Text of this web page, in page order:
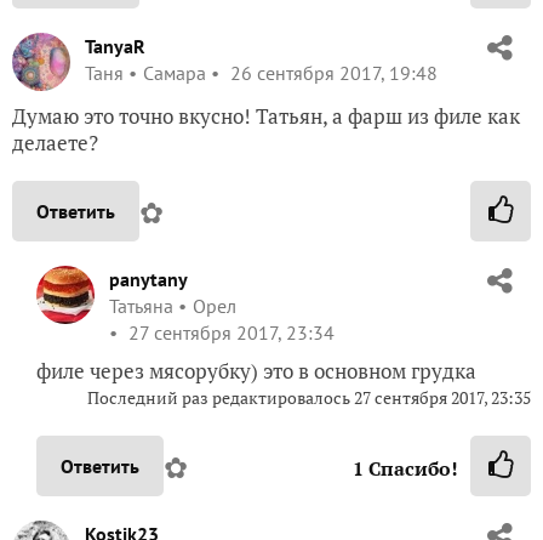
TanyaR
Таня
Самара 26 сентября 2017, 19:48
Думаю это точно вкусно! Татьян, а фарш из филе как
делаете?
Ответить ✿
panytany
Татьяна
Орел
27 сентября 2017, 23:34
филе через мясорубку) это в основном грудка
Последний раз редактировалось 27 сентября 2017, 23:35
Ответить ✿ 1 Спасибо!
Kostik23